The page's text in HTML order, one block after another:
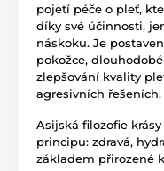
pojetí péče o pleť,
díky své účinnosti,
náskoku. Je
pokožce,
zlepšování kvality
agresivních řešeních.
Asijská filozofie
principu: zdravá,
základem přirozené